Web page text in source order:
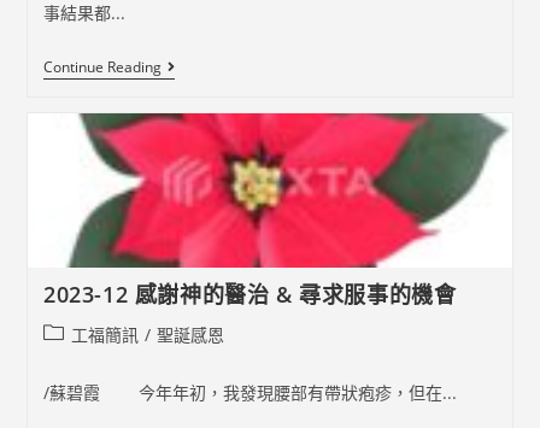
事結果都...
Continue Reading2023-
12
時
看
顧
與
護
2023-12 感謝神的醫治 & 尋求服事的機會
Post工福簡訊 / 聖誕感恩
/蘇碧霞 今年年初，我發現腰部有帶狀疱疹，但在...